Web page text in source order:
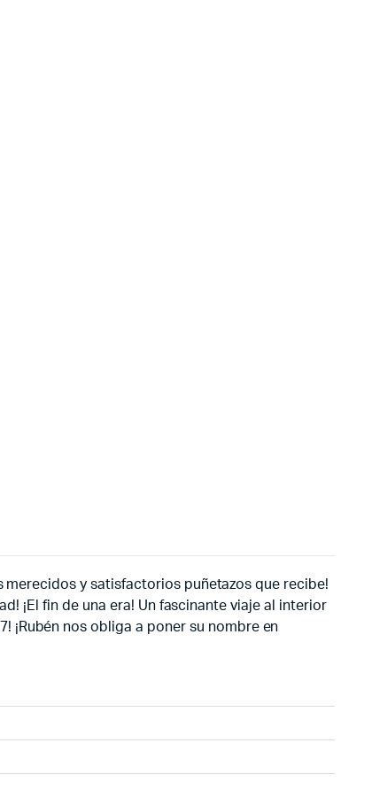
merecidos y satisfactorios puñetazos que recibe!
¡El fin de una era! Un fascinante viaje al interior
¡Rubén nos obliga a poner su nombre en